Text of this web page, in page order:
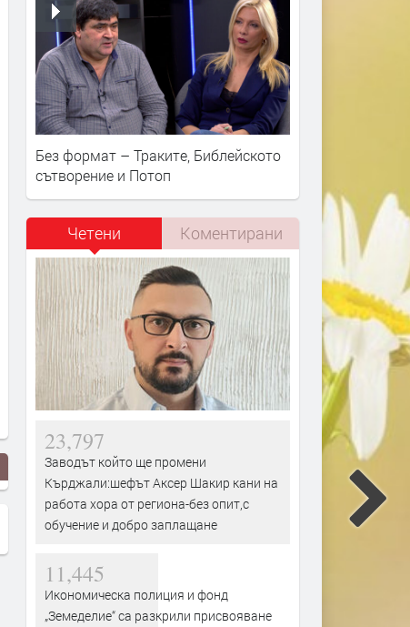
Без формат – Траките, Библейското
сътворение и Потоп
Четени Коментирани
23,797
Заводът който ще промени
Кърджали:шефът Аксер Шакир кани на
работа хора от региона-без опит,с
обучение и добро заплащане
11,445
Икономическа полиция и фонд
„Земеделие“ са разкрили присвояване